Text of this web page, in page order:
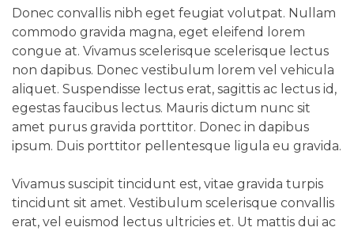
Donec convallis nibh eget feugiat volutpat. Nullam
commodo gravida magna, eget eleifend lorem
congue at. Vivamus scelerisque scelerisque lectus
non dapibus. Donec vestibulum lorem vel vehicula
aliquet. Suspendisse lectus erat, sagittis ac lectus id,
egestas faucibus lectus. Mauris dictum nunc sit
amet purus gravida porttitor. Donec in dapibus
ipsum. Duis porttitor pellentesque ligula eu gravida.
Vivamus suscipit tincidunt est, vitae gravida turpis
tincidunt sit amet. Vestibulum scelerisque convallis
erat, vel euismod lectus ultricies et. Ut mattis dui ac